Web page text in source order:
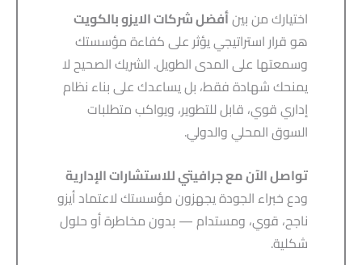
اختيارك من بينأفضل شركات الايزو بالكويت
هو قرار استراتيجي يؤثر على كفاءة مؤسستك
وسمعتها على المدى الطويل. الشريك الصحيح لا
يمنحك شهادة فقط، بل يساعدك على بناء نظام
إداري قوي، قابل للتطوير، ويواكب متطلبات
السوق المحلي والدولي.
تواصل الآن مع جرافيتي للاستشارات الإدارية
ودع خبراء الجودة يجهزون مؤسستك لاعتماد أيزو
ناجح، قوي، ومستدام — بدون مخاطرة أو حلول
شكلية.